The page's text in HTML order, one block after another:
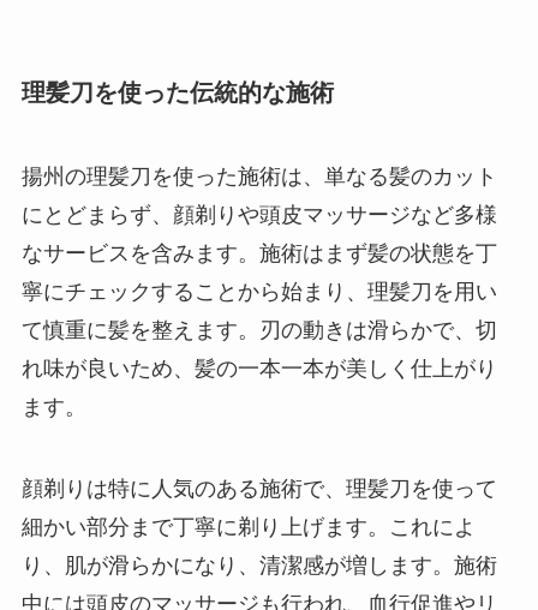
理髪刀を使った伝統的な施術
揚州の理髪刀を使った施術は、単なる髪のカット
にとどまらず、顔剃りや頭皮マッサージなど多様
なサービスを含みます。施術はまず髪の状態を丁
寧にチェックすることから始まり、理髪刀を用い
て慎重に髪を整えます。刃の動きは滑らかで、切
れ味が良いため、髪の一本一本が美しく仕上がり
ます。
顔剃りは特に人気のある施術で、理髪刀を使って
細かい部分まで丁寧に剃り上げます。これによ
り、肌が滑らかになり、清潔感が増します。施術
中には頭皮のマッサージも行われ、血行促進やリ